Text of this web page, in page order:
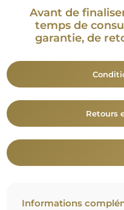
Avant de
temps de
garantie, de
Retours
Informations